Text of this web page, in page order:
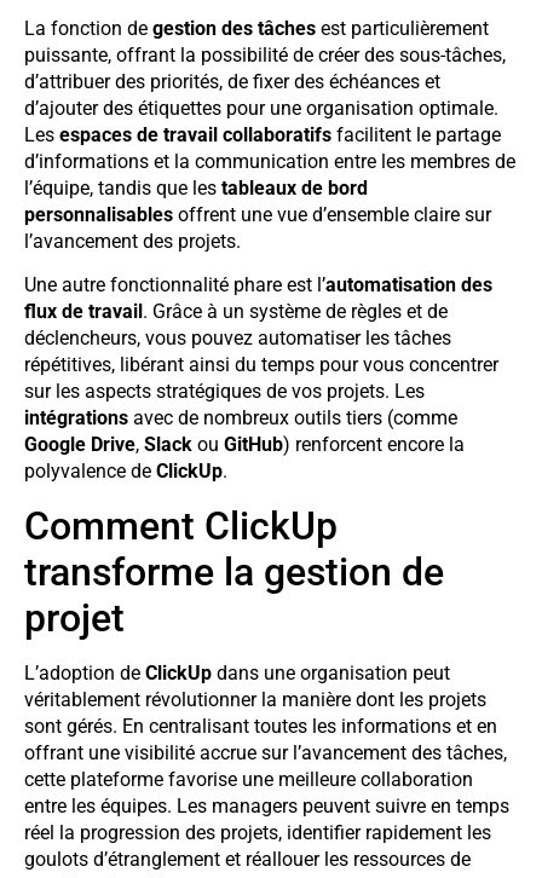
La fonction de gestion des tâches est particulièrement
puissante, offrant la possibilité de créer des sous-tâches,
d’attribuer des priorités, de fixer des échéances et
d’ajouter des étiquettes pour une organisation optimale.
Les espaces de travail collaboratifs facilitent le partage
d’informations et la communication entre les membres de
l’équipe, tandis que les tableaux de bord
personnalisables offrent une vue d’ensemble claire sur
l’avancement des projets.
Une autre fonctionnalité phare est l’automatisation des
flux de travail . Grâce à un système de règles et de
déclencheurs, vous pouvez automatiser les tâches
répétitives, libérant ainsi du temps pour vous concentrer
sur les aspects stratégiques de vos projets. Les
intégrations avec de nombreux outils tiers (comme
Google Drive, Slack ou GitHub) renforcent encore la
polyvalence de ClickUp.
Comment ClickUp
transforme la gestion de
projet
L’adoption de ClickUp dans une organisation peut
véritablement révolutionner la manière dont les projets
sont gérés. En centralisant toutes les informations et en
offrant une visibilité accrue sur l’avancement des tâches,
cette plateforme favorise une meilleure collaboration
entre les équipes. Les managers peuvent suivre en temps
réel la progression des projets, identifier rapidement les
goulots d’étranglement et réallouer les ressources de